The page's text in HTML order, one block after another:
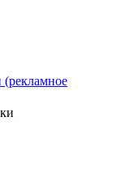
(рекламное